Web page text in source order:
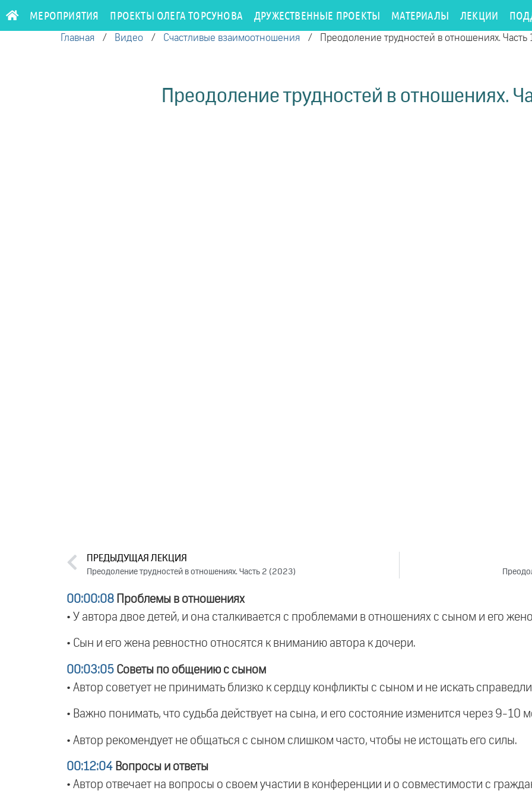
МЕРОПРИЯТИЯ ПРОЕКТЫ ОЛЕГА ТОРСУНОВА ДРУЖЕСТВЕННЫЕ ПРОЕКТЫ МАТЕРИАЛЫ ЛЕКЦИИ
Главная / Видео / Счастливые взаимоотношения / Преодоление трудностей в отношениях.
Преодоление трудностей в отношениях.
ПРЕДЫДУЩАЯ ЛЕКЦИЯ
Преодоление трудностей в отношениях. Часть 2 (2023)
00:00:08 Проблемы в отношениях
• У автора двое детей, и она сталкивается с проблемами в отношениях с сыном и его
• Сын и его жена ревностно относятся к вниманию автора к дочери.
00:03:05 Советы по общению с сыном
• Автор советует не принимать близко к сердцу конфликты с сыном и не искать
• Важно понимать, что судьба действует на сына, и его состояние изменится через 9-10
• Автор рекомендует не общаться с сыном слишком часто, чтобы не истощать его силы.
00:12:04 Вопросы и ответы
• Автор отвечает на вопросы о своем участии в конференции и о совместимости с